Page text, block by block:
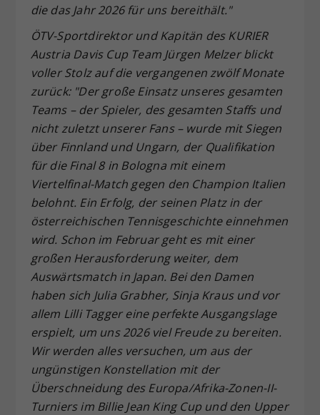
die das Jahr 2026 für uns bereithält."
ÖTV-Sportdirektor und Kapitän des KURIER
Austria Davis Cup Team Jürgen Melzer blickt
voller Stolz auf die vergangenen zwölf Monate
zurück: "Der große Einsatz unseres gesamten
Teams – der Spieler, des gesamten Staffs und
nicht zuletzt unserer Fans – wurde mit Siegen
über Finnland und Ungarn, der Qualifikation
für die Final 8 in Bologna mit einem
Viertelfinal-Match gegen den Champion Italien
belohnt. Ein Erfolg, der seinen Platz in der
österreichischen Tennisgeschichte einnehmen
wird. Schon im Februar geht es mit einer
großen Herausforderung weiter, dem
Auswärtsmatch in Japan. Bei den Damen
haben sich Julia Grabher, Sinja Kraus und vor
allem Lilli Tagger eine perfekte Ausgangslage
erspielt, um uns 2026 viel Freude zu bereiten.
Wir werden alles versuchen, um aus der
ungünstigen Konstellation mit der
Überschneidung des Europa/Afrika-Zonen-II-
Turniers im Billie Jean King Cup und den Upper